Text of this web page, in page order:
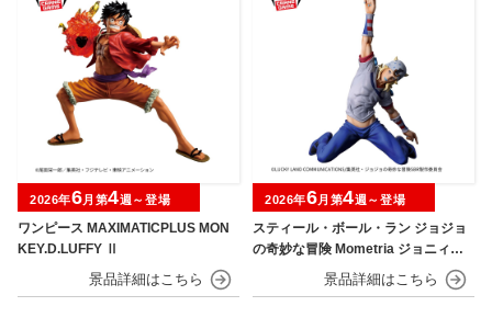
ワンピース MAXIMATICPLUS MON
KEY.D.LUFFY Ⅱ
2026年6月第4週～登場
スティール・ボール・ラン ジョジョ
の奇妙な冒険 Mometria ジョニィ・
ジョースター
2026年6月第4週～登場